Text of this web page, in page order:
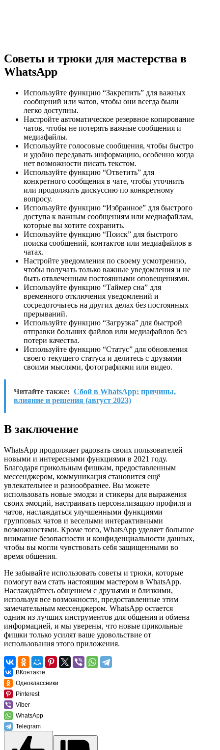
Советы и трюки для мастерства в
WhatsApp
Используйте функцию “Закрепить” для важных
сообщений или чатов, чтобы они всегда были
легко доступны.
Настройте автоматическое резервное копирование
чатов, чтобы не потерять важные сообщения и
медиафайлы.
Используйте голосовые сообщения, чтобы быстро
и удобно передавать информацию, особенно когда
нет возможности писать текстом.
Используйте функцию “Ответить” для
конкретного сообщения в чате, чтобы уточнить
или продолжить дискуссию по конкретному
вопросу.
Используйте функцию “Избранное” для быстрого
доступа к важным сообщениям или медиафайлам,
которые вы хотите сохранить.
Используйте функцию “Поиск” для быстрого
поиска сообщений, контактов или медиафайлов в
чатах.
Настройте уведомления по своему усмотрению,
чтобы получать только важные уведомления и не
быть отвлеченным постоянными оповещениями.
Используйте функцию “Таймер сна” для
временного отключения уведомлений и
сосредоточьтесь на других делах без постоянных
прерываний.
Используйте функцию “Загрузка” для быстрой
отправки больших файлов или медиафайлов без
потери качества.
Используйте функцию “Статус” для обновления
своего текущего статуса и делитесь с друзьями
своими мыслями, фотографиями или видео.
Читайте также: Сбой в WhatsApp: причины,
влияние и решения (август 2023)
В заключение
WhatsApp продолжает радовать своих пользователей
новыми и интересными функциями в 2021 году.
Благодаря прикольным фишкам, предоставленным
мессенджером, коммуникация становится ещё
увлекательнее и разнообразнее. Вы можете
использовать новые эмодзи и стикеры для выражения
своих эмоций, настраивать персонализацию профиля и
чатов, наслаждаться улучшенными функциями
групповых чатов и веселыми интерактивными
возможностями. Кроме того, WhatsApp уделяет большое
внимание безопасности и конфиденциальности данных,
чтобы вы могли чувствовать себя защищенными во
время общения.
Не забывайте использовать советы и трюки, которые
помогут вам стать настоящим мастером в WhatsApp.
Наслаждайтесь общением с друзьями и близкими,
используя все возможности, предоставленные этим
замечательным мессенджером. WhatsApp остается
одним из лучших инструментов для общения и обмена
информацией, и мы уверены, что новые прикольные
фишки только усилят ваше удовольствие от
использования этого приложения.
ВКонтакте
Одноклассники
Pinterest
Viber
WhatsApp
Telegram